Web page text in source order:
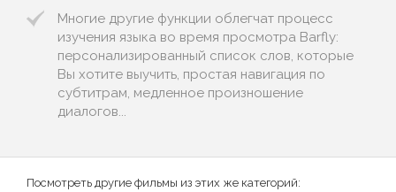
Многие другие функции облегчат процесс
изучения языка во время просмотра Barfly:
персонализированный список слов, которые
Вы хотите выучить, простая навигация по
субтитрам, медленное произношение
диалогов...
Посмотреть другие фильмы из этих же категорий: